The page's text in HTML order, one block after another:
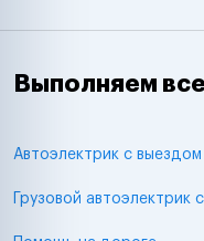
Выполняем
Автоэлектрик с выездом
Грузовой автоэлектрик